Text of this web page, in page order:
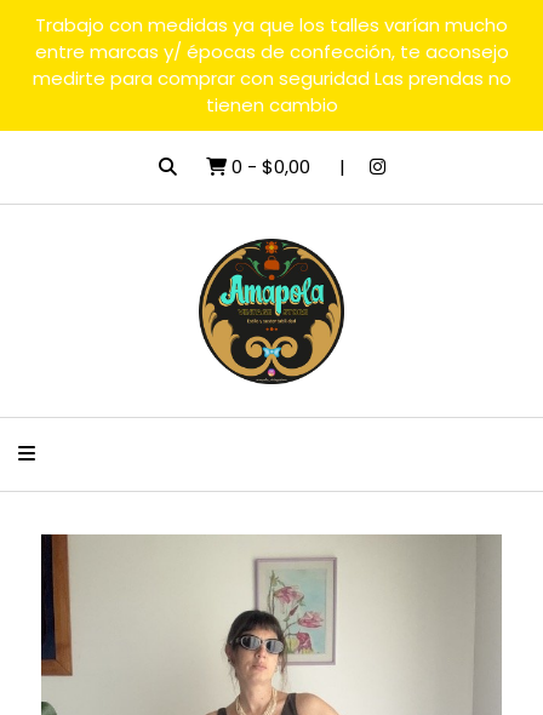
Trabajo con medidas ya que los talles varían mucho
entre marcas y/ épocas de confección, te aconsejo
medirte para comprar con seguridad Las prendas no
tienen cambio
0 - $0,00